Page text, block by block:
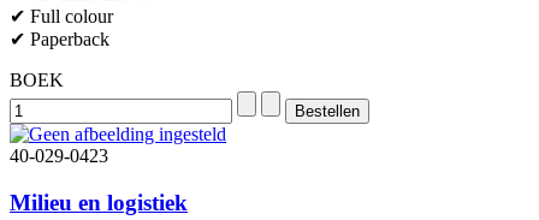
✔ Full colour
✔ Paperback
BOEK
40-029-0423
Milieu en logistiek